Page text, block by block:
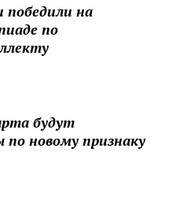
победили на
по
будут
по новому признаку